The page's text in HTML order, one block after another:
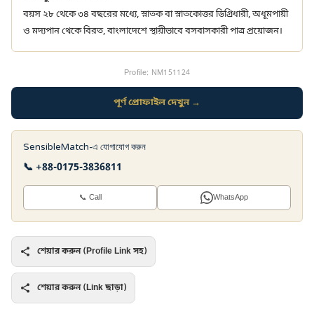
বয়স ২৮ থেকে ৩৪ বছরের মধ্যে, স্নাতক বা স্নাতকোত্তর ডিগ্রিধারী, অধূমপায়ী
ও মদ্যপান থেকে বিরত, বাংলাদেশে স্থায়ীভাবে বসবাসকারী পাত্র প্রয়োজন।
Profile: NM151124
পূর্ণ প্রোফাইল দেখুন →
SensibleMatch-এ যোগাযোগ করুন
📞 +88-0175-3836811
📞 Call WhatsApp
শেয়ার করুন (Profile Link সহ)
শেয়ার করুন (Link ছাড়া)